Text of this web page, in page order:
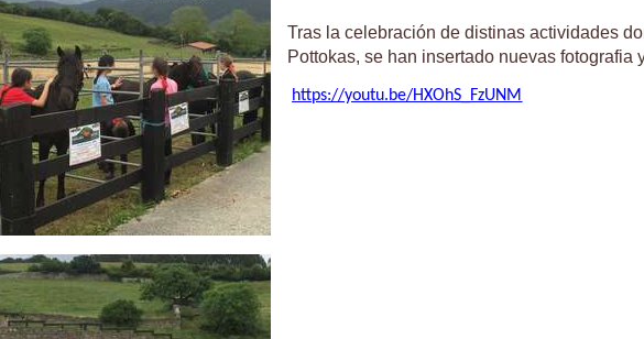
Tras la celebración de distinas actividades
Pottokas, se han insertado nuevas fotografia
https://youtu.be/HXOhS_FzUNM